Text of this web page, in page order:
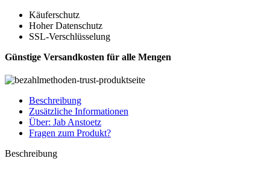
Käuferschutz
Hoher Datenschutz
SSL-Verschlüsselung
Günstige Versandkosten für alle Mengen
Beschreibung
Zusätzliche Informationen
Über: Jab Anstoetz
Fragen zum Produkt?
Beschreibung